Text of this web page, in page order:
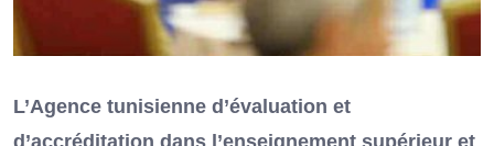
L’Agence tunisienne d’évaluation et
d’accréditation dans l’enseignement supérieur et